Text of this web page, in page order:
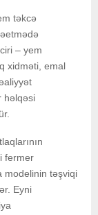
təkcə
– yem
xidməti, emal
həlqəsi
fermer
modelinin təşviqi
Eyni